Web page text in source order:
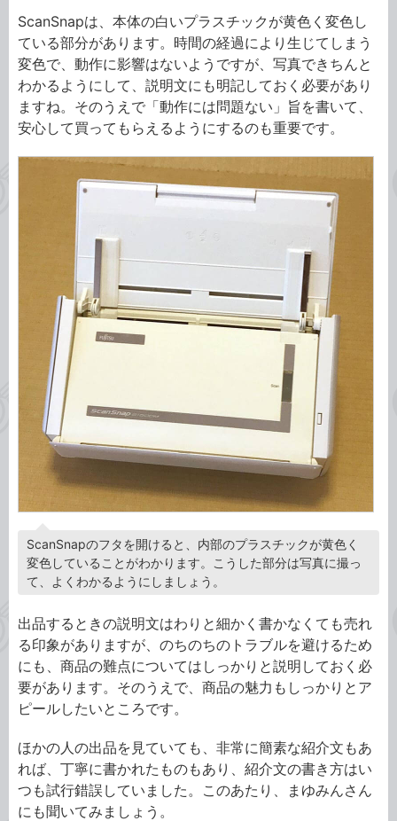
ScanSnapは、本体の白いプラスチックが黄色く変色し
ている部分があります。時間の経過により生じてしまう
変色で、動作に影響はないようですが、写真できちんと
わかるようにして、説明文にも明記しておく必要があり
ますね。そのうえで「動作には問題ない」旨を書いて、
安心して買ってもらえるようにするのも重要です。
ScanSnapのフタを開けると、内部のプラスチックが黄色く
変色していることがわかります。こうした部分は写真に撮っ
て、よくわかるようにしましょう。
出品するときの説明文はわりと細かく書かなくても売れ
る印象がありますが、のちのちのトラブルを避けるため
にも、商品の難点についてはしっかりと説明しておく必
要があります。そのうえで、商品の魅力もしっかりとア
ピールしたいところです。
ほかの人の出品を見ていても、非常に簡素な紹介文もあ
れば、丁寧に書かれたものもあり、紹介文の書き方はい
つも試行錯誤していました。このあたり、まゆみんさん
にも聞いてみましょう。